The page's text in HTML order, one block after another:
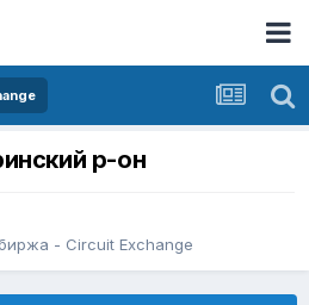
р-он
- Circuit Exchange